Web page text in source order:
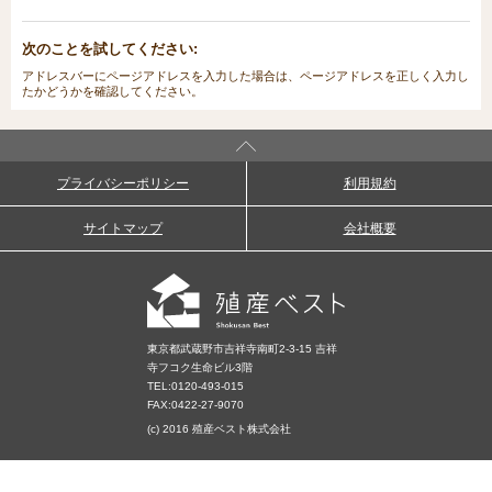
次のことを試してください:
アドレスバーにページアドレスを入力した場合は、ページアドレスを正しく入力し
たかどうかを確認してください。
プライバシーポリシー 利用規約
サイトマップ 会社概要
東京都武蔵野市吉祥寺南町2-3-15 吉祥
寺フコク生命ビル3階
TEL:0120-493-015
FAX:0422-27-9070
(c) 2016 殖産ベスト株式会社